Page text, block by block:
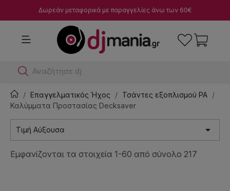
Δωρεάν μεταφορικά με παραγγελίες άνω των 60€
Αναζήτησε dj μίκτες
Επαγγελματικός Ήχος
Τσάντες εξοπλισμού PA
Καλύμματα Προστασίας Decksaver
Τιμή Αύξουσα 
Εμφανίζονται τα στοιχεία 1-60 από σύνολο 217